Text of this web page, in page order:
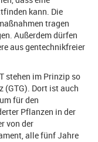
kann. Die
tragen
Außerdem dürfen
aus gentechnikfreier
stehen im Prinzip so
(GTG). Dort ist auch
für den
Pflanzen in der
von der
alle fünf Jahre